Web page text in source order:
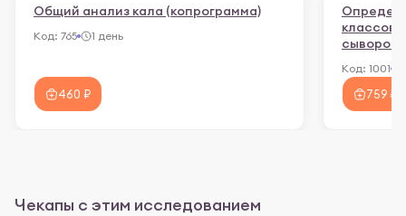
Общий анализ кала (копрограмма)
Код: 765 1 день
460 ₽
классов
Код: 1001
759 ₽
Чекапы с этим исследованием